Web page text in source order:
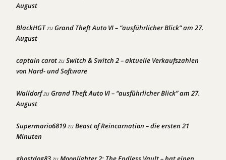
August
BlackHGTzuGrand Theft Auto VI – “ausführlicher Blick” am 27.
August
captain carotzuSwitch & Switch 2 – aktuelle Verkaufszahlen
von Hard- und Software
WalldorfzuGrand Theft Auto VI – “ausführlicher Blick” am 27.
August
Supermario6819zuBeast of Reincarnation – die ersten 21
Minuten